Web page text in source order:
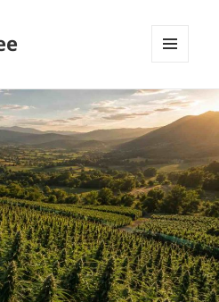
WIDGETS